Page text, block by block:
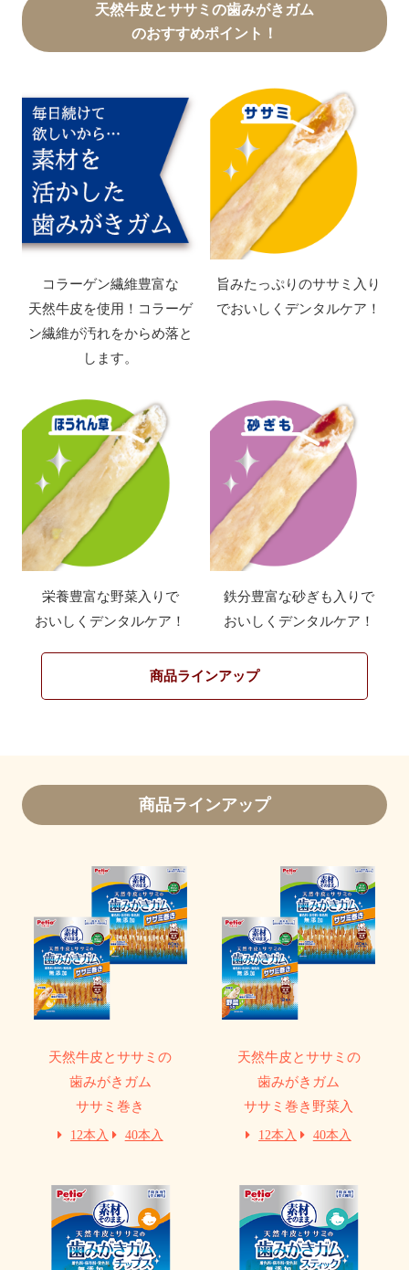
天然牛皮とササミの歯みがきガム
のおすすめポイント！
コラーゲン繊維豊富な
天然牛皮を使用！ コラーゲ
ン繊維が汚れをからめ落と
します。
旨みたっぷりのササミ入り
でおいしくデンタルケア！
栄養豊富な野菜入りで
おいしくデンタルケア！
鉄分豊富な砂ぎも入りで
おいしくデンタルケア！
商品ラインアップ
商品ラインアップ
天然牛皮とササミの
歯みがきガム
ササミ巻き
12本入 40本入
天然牛皮とササミの
歯みがきガム
ササミ巻き野菜入
12本入 40本入